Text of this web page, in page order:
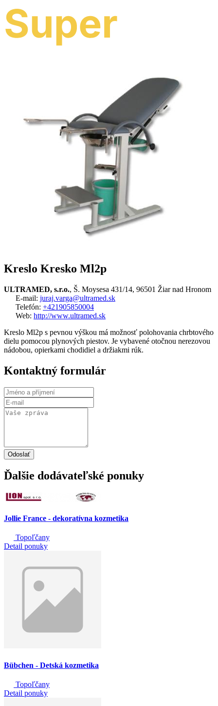
Kreslo Kresko Ml2p
ULTRAMED, s.r.o., Š. Moysesa 431/14, 96501 Žiar nad Hronom
E-mail: juraj.varga@ultramed.sk
Telefón: +421905850004
Web: http://www.ultramed.sk
Kreslo Ml2p s pevnou výškou má možnosť polohovania chrbtového
dielu pomocou plynových piestov. Je vybavené otočnou nerezovou
nádobou, opierkami chodidiel a držiakmi rúk.
Kontaktný formulár
Odoslať
Ďalšie dodávateľské ponuky
Jollie France - dekoratívna kozmetika
Topoľčany
Detail ponuky
Bübchen - Detská kozmetika
Topoľčany
Detail ponuky